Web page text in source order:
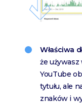
Właściwa
że używasz
YouTube
tytułu, ale
znaków i